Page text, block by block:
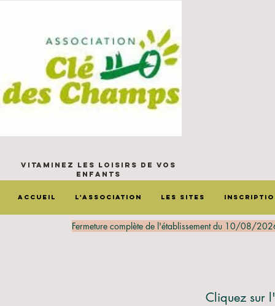
Vitaminez les loisirs de vos
enfants
Accueil L'Association Les sites
Fermeture complète de l'établissement du 10/08/
Cliquez sur